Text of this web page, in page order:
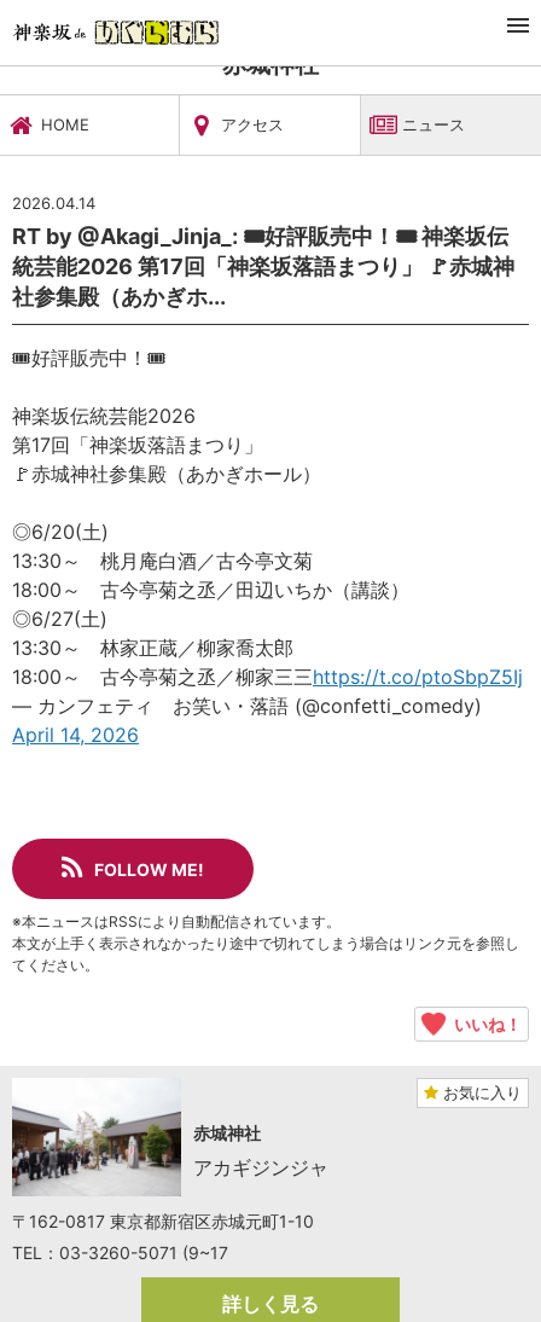
文化施設・ギャラリー
赤城神社
HOME アクセス ニュース
2026.04.14
RT by @Akagi_Jinja_: 🎟️好評販売中！🎟️ 神楽坂伝
統芸能2026 第17回「神楽坂落語まつり」 🚩赤城神
社参集殿（あかぎホ...
🎟️好評販売中！🎟️
神楽坂伝統芸能2026
第17回「神楽坂落語まつり」
🚩赤城神社参集殿（あかぎホール）
◎6/20(土)
13:30～ 桃月庵白酒／古今亭文菊
18:00～ 古今亭菊之丞／田辺いちか（講談）
◎6/27(土)
13:30～ 林家正蔵／柳家喬太郎
18:00～ 古今亭菊之丞／柳家三三https://t.co/ptoSbpZ5Ij
— カンフェティ お笑い・落語 (@confetti_comedy)
April 14, 2026
FOLLOW ME!
※本ニュースはRSSにより自動配信されています。
本文が上手く表示されなかったり途中で切れてしまう場合はリンク元を参照し
てください。
いいね！
お気に入り
赤城神社
アカギジンジャ
〒162-0817 東京都新宿区赤城元町1-10
TEL：03-3260-5071 (9~17
詳しく見る